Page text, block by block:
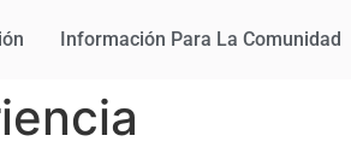
Información Para La Comunidad